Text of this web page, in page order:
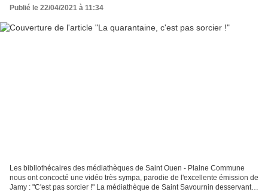
Publié le 22/04/2021 à 11:34
Les bibliothécaires des médiathèques de Saint Ouen - Plaine Commune
nous ont concocté une vidéo très sympa, parodie de l'excellente émission de
Jamy : "C'est pas sorcier !" La médiathèque de Saint Savournin desservant